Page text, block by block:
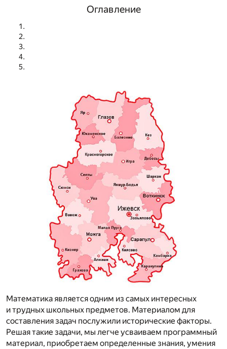
Оглавление
Математика является одним из самых интересных
и трудных школьных предметов. Материалом для
составления задач послужили исторические факторы.
Решая такие задачи, мы легче усваиваем программный
материал, приобретаем определенные знания, умения